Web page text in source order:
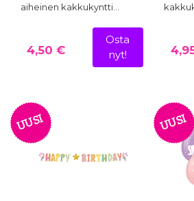
aiheinen kakkukyntti…
4,50 €
Osta
nyt!
UUSI UUSI